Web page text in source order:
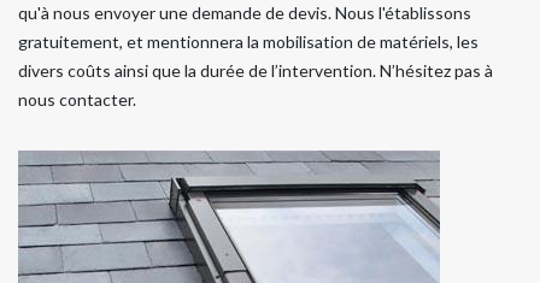
qu'à nous envoyer une demande de devis. Nous l'établissons
gratuitement, et mentionnera la mobilisation de matériels, les
divers coûts ainsi que la durée de l’intervention. N’hésitez pas à
nous contacter.